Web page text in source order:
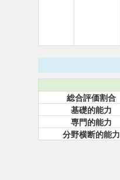
総合評価割合
基礎的能力
専門的能力
分野横断的能力